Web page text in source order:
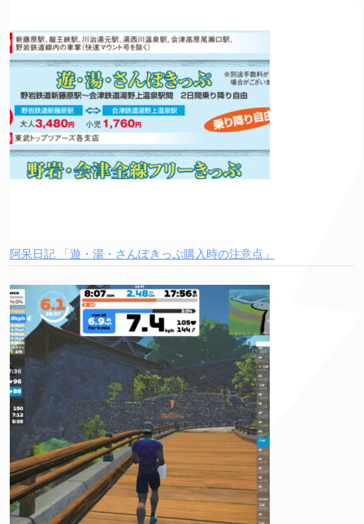
阿呆日記 「遊・湯・さんぽきっぷ購入時の注意点」